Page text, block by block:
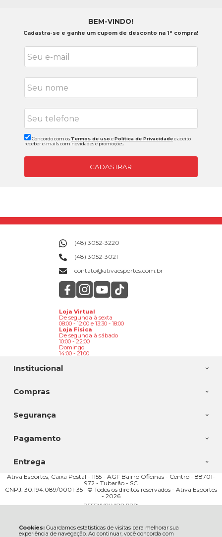
Cookies: Guardamos estatísticas de visitas para melhorar sua
experiência de navegação. Ao continuar, você concorda com
BEM-VINDO!
Cadastra-se e ganhe um cupom de desconto na 1° compra!
Concordo com os Termos de uso ePolitica de Privacidadee aceito
receber e-mails com novidades e promoções.
CADASTRAR
Institucional
Compras
(48) 3052-3220
(48) 3052-3021
contato@ativaesportes.com.br
Loja Virtual
De segunda à sexta
08:00 - 12:00 e 13:30 - 18:00
Loja Física
De segunda à sábado
10:00 - 22:00
Domingo
14:00 - 21:00
Segurança
Pagamento
Entrega
Ativa Esportes, Caixa Postal - 1155 - AGF Bairro Oficinas - Centro - 88701-
972 - Tubarão - SC
CNPJ: 30.194.089/0001-35 | © Todos os direitos reservados - Ativa Esportes
- 2026